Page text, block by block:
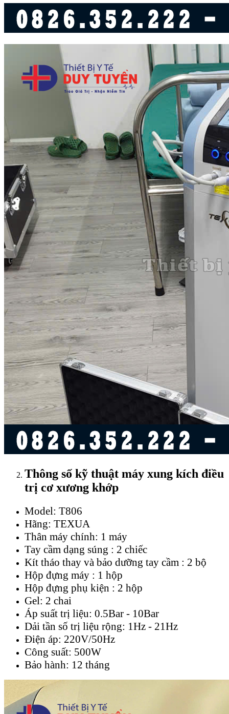
Thông số kỹ thuật máy xung kích điều
trị cơ xương khớp
Model: T806
Hãng: TEXUA
Thân máy chính: 1 máy
Tay cầm dạng súng : 2 chiếc
Kít tháo thay và bảo dưỡng tay cầm : 2 bộ
Hộp đựng máy : 1 hộp
Hộp đựng phụ kiện : 2 hộp
Gel: 2 chai
Áp suất trị liệu: 0.5Bar - 10Bar
Dải tần số trị liệu rộng: 1Hz - 21Hz
Điện áp: 220V/50Hz
Công suất: 500W
Bảo hành: 12 tháng